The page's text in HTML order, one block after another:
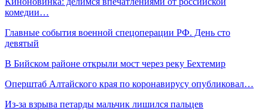
комедии…
Главные события военной спецоперации РФ. День сто
девятый
В Бийском районе открыли мост через реку Бехтемир
Оперштаб Алтайского края по коронавирусу опубликовал…
Из-за взрыва петарды мальчик лишился пальцев